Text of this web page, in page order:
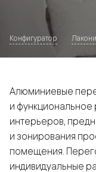
Конфигуратор
Алюминиевые
и
интерьеров,
и зонирования
помещения.
индивидуальные